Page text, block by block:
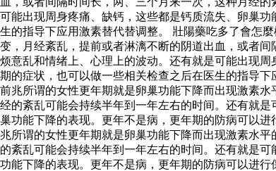
可能出现周身疼痛、缺钙，这些都是钙质流失、卵巢
生的指导下应用激素替代替调整。 壯陽藥吃多了會怎
变，月经紊乱，提前或者淋漓不断的阴道出血，或者
烦意乱和情绪上、心理上的波动。还有就是可能出现
期的症状，也可以做一些相关检查之后在医生的指导下
前兆所谓的女性更年期就是卵巢功能下降而出现激素
经的紊乱可能会持续半年到一年左右的时间。还有就
巢功能下降的表现。更年不是病，更年期的防病可以
兆所谓的女性更年期就是卵巢功能下降而出现激素水
的紊乱可能会持续半年到一年左右的时间。还有就是
功能下降的表现。更年不是病，更年期的防病可以进